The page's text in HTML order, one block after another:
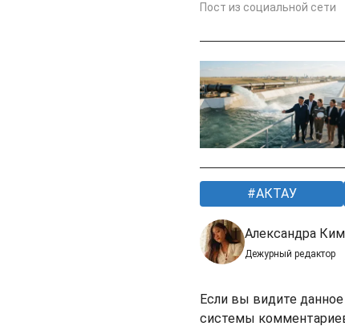
Пост из социальной сети
АКТАУ
Александра Ким
Дежурный редактор
Если вы видите
системы